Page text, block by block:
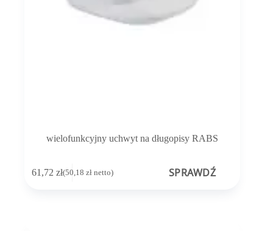
wielofunkcyjny uchwyt na długopisy RABS
61,72 zł(50,18 złnetto) SPRAWDŹ